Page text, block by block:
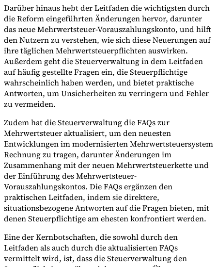
Experts
Unsere AutorenBeitragender werden Wählen Sie einen Experten
Darüber hinaus hebt der Leitfaden die wichtigsten durch
die Reform eingeführten Änderungen hervor, darunter
das neue Mehrwertsteuer-Vorauszahlungskonto, und hilft
den Nutzern zu verstehen, wie sich diese Neuerungen auf
ihre täglichen Mehrwertsteuerpflichten auswirken.
Außerdem geht die Steuerverwaltung in dem Leitfaden
auf häufig gestellte Fragen ein, die Steuerpflichtige
wahrscheinlich haben werden, und bietet praktische
Antworten, um Unsicherheiten zu verringern und Fehler
zu vermeiden.
Zudem hat die Steuerverwaltung die FAQs zur
Mehrwertsteuer aktualisiert, um den neuesten
Entwicklungen im modernisierten Mehrwertsteuersystem
Rechnung zu tragen, darunter Änderungen im
Zusammenhang mit der neuen Mehrwertsteuerkette und
der Einführung des Mehrwertsteuer-
Vorauszahlungskontos. Die FAQs ergänzen den
praktischen Leitfaden, indem sie direktere,
situationsbezogene Antworten auf die Fragen bieten, mit
denen Steuerpflichtige am ehesten konfrontiert werden.
Eine der Kernbotschaften, die sowohl durch den
Leitfaden als auch durch die aktualisierten FAQs
vermittelt wird, ist, dass die Steuerverwaltung den